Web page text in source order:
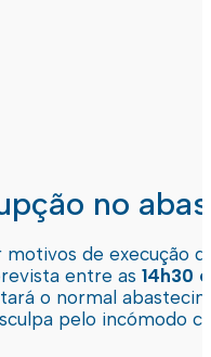
no
motivos de execução
entre as 14h30
o normal
pelo incómodo